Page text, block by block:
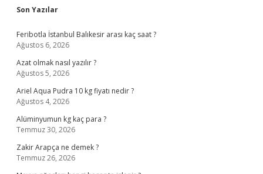
Sidebar
Son Yazılar
Feribotla İstanbul Balıkesir arası kaç saat ?
Ağustos 6, 2026
Azat olmak nasıl yazılır ?
Ağustos 5, 2026
Ariel Aqua Pudra 10 kg fiyatı nedir ?
Ağustos 4, 2026
Alüminyumun kg kaç para ?
Temmuz 30, 2026
Zakir Arapça ne demek ?
Temmuz 26, 2026